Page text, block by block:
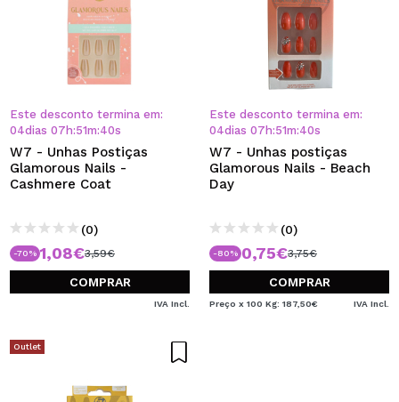
Este desconto termina em:
04dias 07 h:51m:39s
W7 - Unhas Postiças
Glamorous Nails -
Cashmere Coat
(0)
-70% 1,08€3,59€
COMPRAR
IVA Incl.
Este desconto termina em:
04dias 07 h:51m:39s
W7 - Unhas postiças
Glamorous Nails - Beach
Day
(0)
-80% 0,75€3,75€
COMPRAR
Preço x 100 Kg: 187,50€ IVA Incl.
Outlet